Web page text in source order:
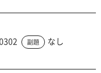
副題 なし